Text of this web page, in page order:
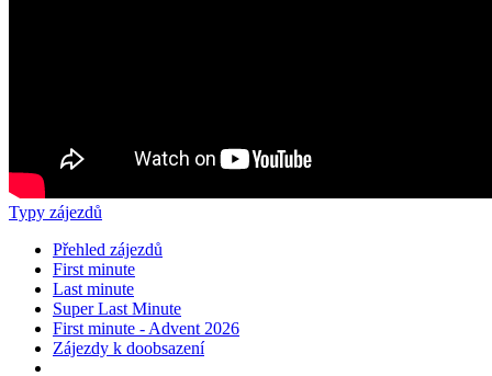
Typy zájezdů
Přehled zájezdů
First minute
Last minute
Super Last Minute
First minute - Advent 2026
Zájezdy k doobsazení